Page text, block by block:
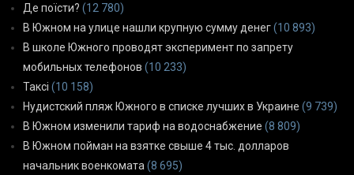
Де поїсти? (12 780)
В Южном на улице нашли крупную сумму денег(10 893)
В школе Южного проводят эксперимент по запрету
мобильных телефонов (10 233)
Таксі (10 158)
Нудистский пляж Южного в списке лучших в Украине (9 739)
В Южном изменили тариф на водоснабжение (8 809)
В Южном пойман на взятке свыше 4 тыс. долларов
начальник военкомата (8 695)